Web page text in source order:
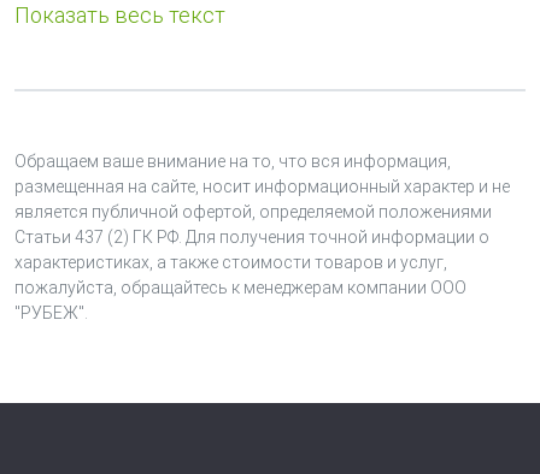
установленными приборами (изоляторами шлейфа,
совместимость со следующими моделями и
Sonar SHE-20, КВБ12, КВБ12
Sonar SHE-20, КВБ17, КВБ17
Sonar SHE-30, КВБ12, КВБ12
Обращаем ваше внимание на то, что вся информация,
размещенная на сайте, носит информационный характер и не
является публичной офертой, определяемой положениями
Статьи 437 (2) ГК РФ. Для получения точной информации о
характеристиках, а также стоимости товаров и услуг,
пожалуйста, обращайтесь к менеджерам компании ООО
"РУБЕЖ".